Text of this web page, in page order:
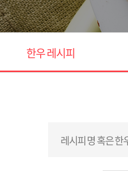
한우 레시피